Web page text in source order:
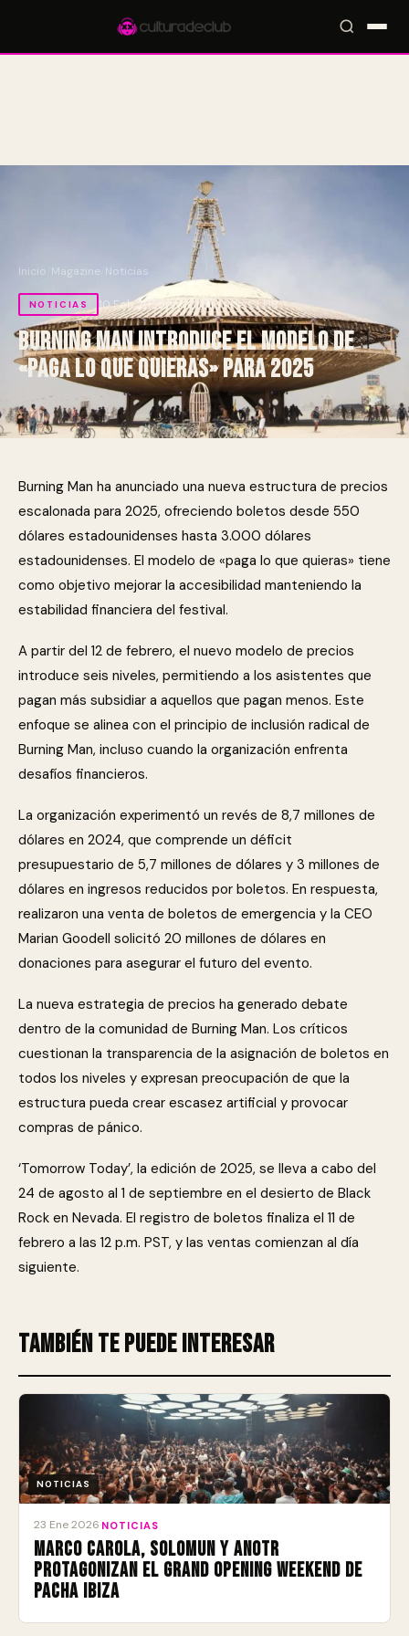
Inicio Magazine Noticias
NOTICIAS 10 Feb 2025por Culturade.CLUB
Burning Man introduce el modelo de
«paga lo que quieras» para 2025
Burning Man ha anunciado una nueva estructura de precios
escalonada para 2025, ofreciendo boletos desde 550
dólares estadounidenses hasta 3.000 dólares
estadounidenses. El modelo de «paga lo que quieras» tiene
como objetivo mejorar la accesibilidad manteniendo la
estabilidad financiera del festival.
A partir del 12 de febrero, el nuevo modelo de precios
introduce seis niveles, permitiendo a los asistentes que
pagan más subsidiar a aquellos que pagan menos. Este
enfoque se alinea con el principio de inclusión radical de
Burning Man, incluso cuando la organización enfrenta
desafíos financieros.
La organización experimentó un revés de 8,7 millones de
dólares en 2024, que comprende un déficit
presupuestario de 5,7 millones de dólares y 3 millones de
dólares en ingresos reducidos por boletos. En respuesta,
realizaron una venta de boletos de emergencia y la CEO
Marian Goodell solicitó 20 millones de dólares en
donaciones para asegurar el futuro del evento.
La nueva estrategia de precios ha generado debate
dentro de la comunidad de Burning Man. Los críticos
cuestionan la transparencia de la asignación de boletos en
todos los niveles y expresan preocupación de que la
estructura pueda crear escasez artificial y provocar
compras de pánico.
‘Tomorrow Today’, la edición de 2025, se lleva a cabo del
24 de agosto al 1 de septiembre en el desierto de Black
Rock en Nevada. El registro de boletos finaliza el 11 de
febrero a las 12 p.m. PST, y las ventas comienzan al día
siguiente.
También te puede interesar
NOTICIAS
23 Ene 2026 NOTICIAS
Marco Carola, Solomun y ANOTR
protagonizan el Grand Opening Weekend de
Pacha Ibiza